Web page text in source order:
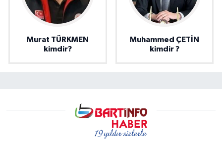
Murat TÜRKMEN
kimdir?
Muhammed ÇETİN
kimdir ?